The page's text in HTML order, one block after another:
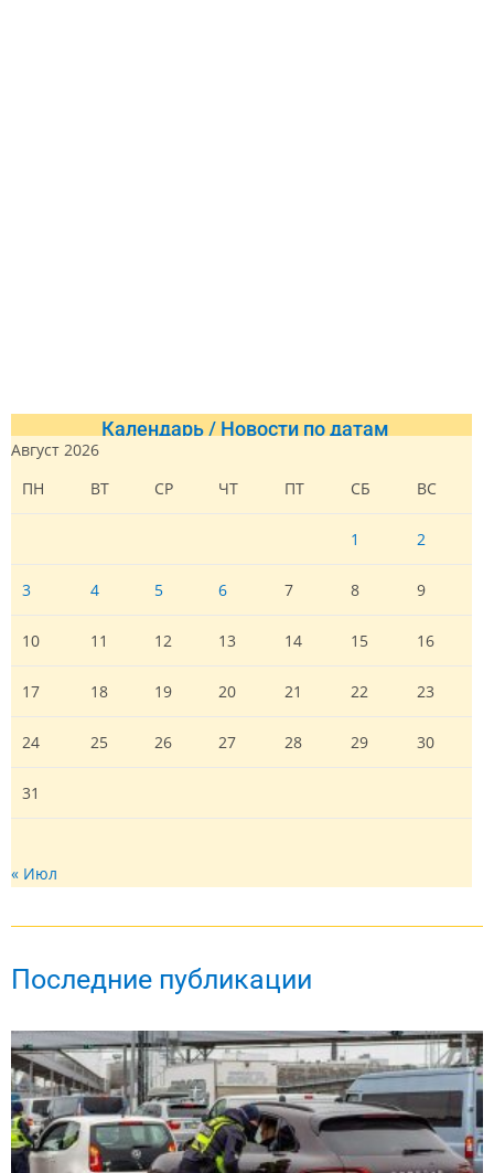
Календарь / Новости по датам
Август 2026
ПН
ВТ СР ЧТ ПТ СБ ВС
1 2
3 4 5 6 7 8 9
10 11 12 13 14 15 16
17 18 19 20 21 22 23
24 25 26 27 28 29 30
31
« Июл
Последние публикации